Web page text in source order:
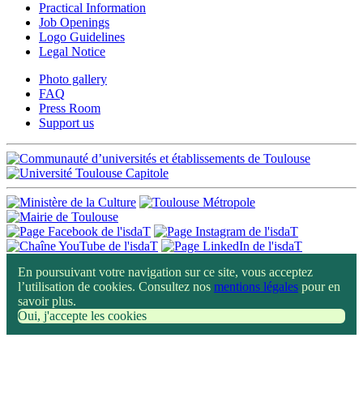
Practical Information
Job Openings
Logo Guidelines
Legal Notice
Photo gallery
FAQ
Press Room
Support us
En poursuivant votre navigation sur ce site, vous acceptez
l’utilisation de cookies. Consultez nos mentions légales pour en
savoir plus.
Oui, j'accepte les cookies